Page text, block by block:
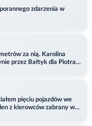
porannego zdarzenia w
za nią. Karolina
przez Bałtyk dla Piotra.
pięciu pojazdów we
z kierowców zabrany w